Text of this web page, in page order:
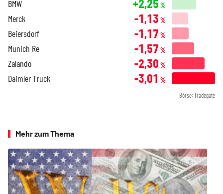
BMW +2,25 %
Merck -1,13 %
Beiersdorf -1,17 %
Munich Re -1,57 %
Zalando -2,30 %
Daimler Truck -3,01 %
Börse: Tradegate
Mehr zum Thema